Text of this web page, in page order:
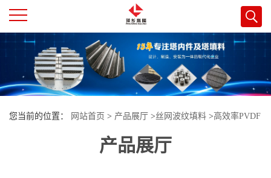
公
司
您当前的位置： 网站首页 > 产品展厅 >丝网波纹填料 >高效率PVDF
丝网波纹填料 塑料波纹板填料江西萍乡科隆填料厂专业生产
产品展厅